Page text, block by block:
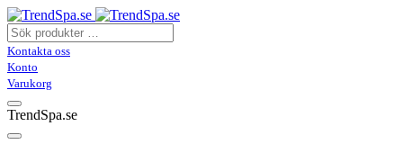
Kontakta oss
Konto
Varukorg
TrendSpa.se